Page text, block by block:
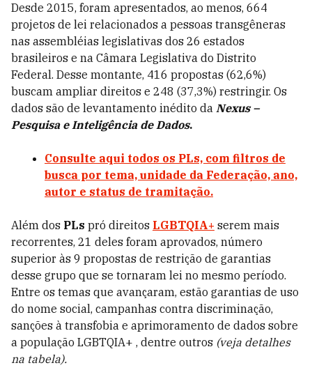
Desde 2015, foram apresentados, ao menos, 664
projetos de lei relacionados a pessoas transgêneras
nas assembléias legislativas dos 26 estados
brasileiros e na Câmara Legislativa do Distrito
Federal. Desse montante, 416 propostas (62,6%)
buscam ampliar direitos e 248 (37,3%) restringir. Os
dados são de levantamento inédito da Nexus –
Pesquisa e Inteligência de Dados.
Consulte aqui todos os PLs, com filtros de
busca por tema, unidade da Federação, ano,
autor e status de tramitação.
Além dos PLs pró direitos LGBTQIA+ serem mais
recorrentes, 21 deles foram aprovados, número
superior às 9 propostas de restrição de garantias
desse grupo que se tornaram lei no mesmo período.
Entre os temas que avançaram, estão garantias de uso
do nome social, campanhas contra discriminação,
sanções à transfobia e aprimoramento de dados sobre
a população LGBTQIA+ , dentre outros (veja detalhes
na tabela).